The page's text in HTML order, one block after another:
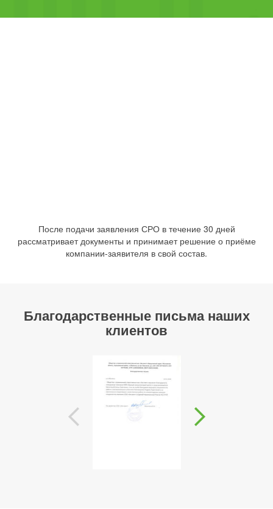
После подачи заявления СРО в течение 30 дней
рассматривает документы и принимает решение о приёме
компании-заявителя в свой состав.
Благодарственные письма наших
клиентов